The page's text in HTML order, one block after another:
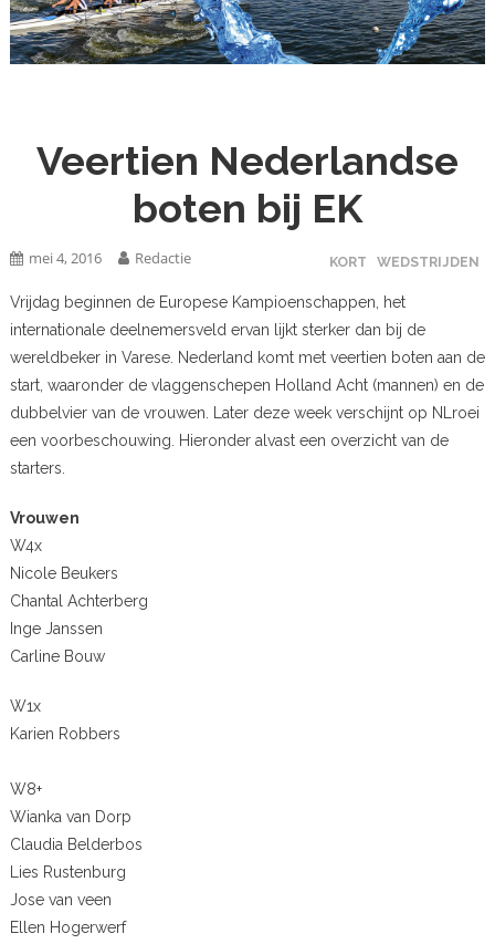
Veertien Nederlandse
boten bij EK
KORT WEDSTRIJDEN
mei 4, 2016 Redactie
Vrijdag beginnen de Europese Kampioenschappen, het
internationale deelnemersveld ervan lijkt sterker dan bij de
wereldbeker in Varese. Nederland komt met veertien boten aan de
start, waaronder de vlaggenschepen Holland Acht (mannen) en de
dubbelvier van de vrouwen. Later deze week verschijnt op NLroei
een voorbeschouwing. Hieronder alvast een overzicht van de
starters.
Vrouwen
W4x
Nicole Beukers
Chantal Achterberg
Inge Janssen
Carline Bouw
W1x
Karien Robbers
W8+
Wianka van Dorp
Claudia Belderbos
Lies Rustenburg
Jose van veen
Ellen Hogerwerf